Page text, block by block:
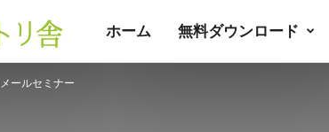
ホーム 無料ダウンロード
ールセミナー